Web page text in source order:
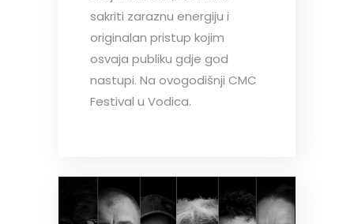
sakriti zaraznu energiju i
originalan pristup kojim
osvaja publiku gdje god
nastupi. Na ovogodišnji CMC
Festival u Vodica.